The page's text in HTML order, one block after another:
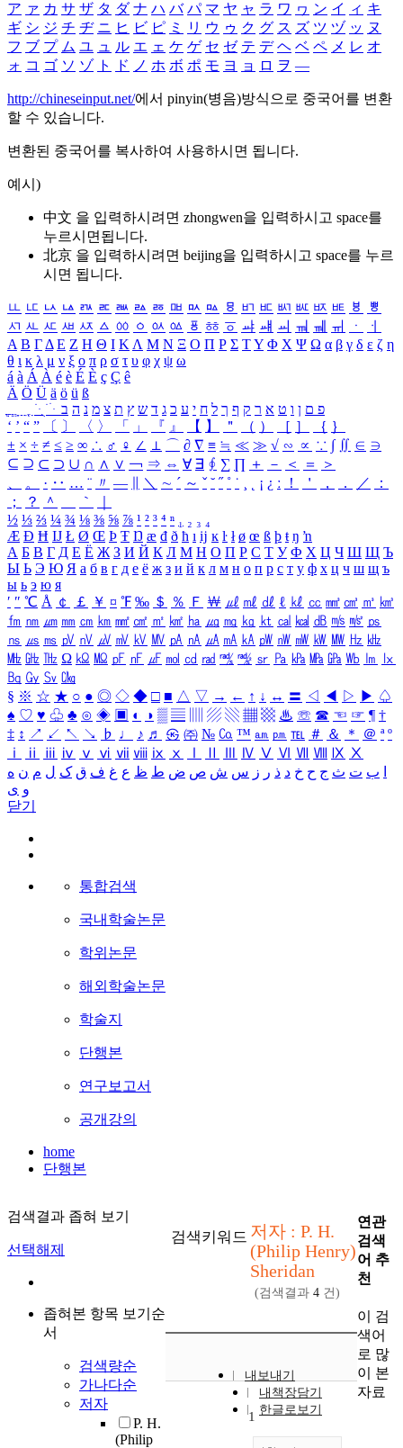
ア ァ カ サ ザ タ ダ ナ ハ バ パ マ ヤ ャ ラ ワ ヮ ン イ ィ キ
ギ シ ジ チ ヂ ニ ヒ ビ ピ ミ リ ウ ゥ ク グ ス ズ ツ ヅ ッ ヌ
フ ブ プ ム ユ ュ ル エ ェ ケ ゲ セ ゼ テ デ ヘ ベ ペ メ レ オ
ォ コ ゴ ソ ゾ ト ド ノ ホ ボ ポ モ ヨ ョ ロ ヲ ―
http://chineseinput.net/에서 pinyin(병음)방식으로 중국어를 변환
할 수 있습니다.
변환된 중국어를 복사하여 사용하시면 됩니다.
예시)
中文 을 입력하시려면 zhongwen을 입력하시고 space를
누르시면됩니다.
北京 을 입력하시려면 beijing을 입력하시고 space를 누르
시면 됩니다.
ㅥ ㅦ ㅧ ㅨ ㅩ ㅪ ㅫ ㅬ ㅭ ㅮ ㅯ ㅰ ㅱ ㅲ ㅳ ㅴ ㅵ ㅶ ㅷ ㅸ
ㅹ
ㅺ ㅻ ㅼ ㅽ ㅾ ㅿ ㆀ ㆁ ㆂ ㆃ ㆄ ㆅ ㆆ ㆇ ㆈ ㆉ ㆊ ㆋ ㆌ ㆍ
ㆎ
Α Β ΓΔ Ε Ζ Η Θ Ι ΚΛ Μ Ν Ξ Ο Π Ρ Σ ΤΥ Φ Χ Ψ Ω α β γ δ ε ζ η
θ ι κ λ μ ν ξ ο π ρ σ τ υ φ χ ψ ω
á à Á À é è É È ç Ç ê
Ä Ö Ü ä ö ü ß
ִֶֹ ֻּ ׁׂ פ ם ן ו ט א ר ק ף ך ל ח י ע כ ג ד ש ץ ת צ מ נ ה ב
‘ ’ “ ” 〔 〕 〈 〉 「 」 『 』 【 】 ＂ （ ） ［ ］ ｛ ｝
± × ÷ ≠ ≤ ≥ ∞ ∴ ♂ ♀ ∠ ⊥ ⌒ ∂ ∇ ≡ ≒ ≪ ≫ √ ∽ ∝ ∵ ∫ ∬ ∈ ∋
⊆ ⊇ ⊂ ⊃ ∪ ∩ ∧ ∨ ￢ ⇒ ⇔ ∀ ∃ ∮ ∑ ∏ ＋ － ＜ ＝
＞
、
。 · ‥ … ¨ 〃 ― ＼ ∼ ´ ～ ˇ ˘ ˝ ˚ ˙ ¸ ¡ ¿ ː ！ ＇ ， ． ／
：
；
？ ＾ ｀
½ ⅓ ⅔ ¼ ¾ ⅛ ⅜ ⅝ ⅞ ¹ ² ³ ⁴ ⁿ ₁ ₂ ₃ ₄
Æ Ð Ħ Ĳ Ł Ø Œ Þ Ŧ Ŋ æ đ ð ħ ı ĳ ĸ ŀ ł ø œ ß þ ŧ ŋ ŉ
А Б В Г Д Е Ё Ж З И Й К Л М Н О П Р С Т У Ф Х Ц Ч Ш Щ Ъ
Ы Ь Э Ю Я а б в г д е ё ж з и й к л м н о п р с т у ф х ц ч ш щ ъ
ы ь э ю я
′ ″ ℃ Å ￠ ￡ ￥ ¤ ℉ ‰ ＄ ％ Ｆ ￦ ㎕ ㎖ ㎗ ℓ ㎘ ㏄ ㎣ ㎤ ㎥ ㎦
㎙ ㎚ ㎛ ㎜ ㎝ ㎞ ㎟ ㎠ ㎡ ㎢ ㏊ ㎍ ㎎ ㎏ ㏏ ㎈ ㎉ ㏈ ㎧ ㎨ ㎰
㎱ ㎲ ㎳ ㎴ ㎵ ㎶ ㎷ ㎸ ㎹ ㎀ ㎁ ㎂ ㎃ ㎄ ㎺ ㎻ ㎽ ㎾ ㎿ ㎐ ㎑
㎒ ㎓ ㎔ Ω ㏀ ㏁ ㎊ ㎋ ㎌ ㏖ ㏅ ㎭ ㎮ ㎯ ㏛ ㎩ ㎪ ㎫ ㎬ ㏝ ㏐
㏓
㏃ ㏉ ㏜ ㏆
§ ※ ☆ ★ ○ ● ◎ ◇ ◆ □ ■ △ ▽ → ← ↑ ↓ ↔ 〓 ◁ ◀ ▷ ▶ ♤
♠ ♡ ♥ ♧ ♣ ⊙ ◈ ▣ ◐ ◑ ▒ ▤ ▨ ▧ ▦ ▩ ♨ ☏ ☎ ☜ ☞ ¶ †
‡ ↕ ↗ ↙ ↖ ↘ ♭ ♩ ♪ ♬ ㉿ ㈜ № ㏇ ™ ㏂ ㏘ ℡ ＃ ＆ ＊ ＠ ª º
ⅰ
ⅱ ⅲ ⅳ ⅴ ⅵ ⅶ ⅷ ⅸ ⅹ Ⅳ Ⅴ Ⅵ Ⅶ Ⅷ Ⅸ Ⅹ
ب ت ث ج ح خ د ذ ر ز س ش ص ض ط ظ ع غ ف ق ک ل م ن ه
و ی
닫기
통합검색
국내학술논문
학위논문
해외학술논문
학술지
단행본
연구보고서
공개강의
home
단행본
검색결과 좁혀 보기
선택해제
좁혀본 항목 보기순
서
검색량순
가나다순
저자
P. H.
(Philip
검색키워드 저자 : P. H.
(Philip Henry)
Sheridan
(검색결과 4 건)
내보내기
내책장담기
한글로보기
1
연관
검색
어 추
천
이 검
색어
로 많
이 본
자료